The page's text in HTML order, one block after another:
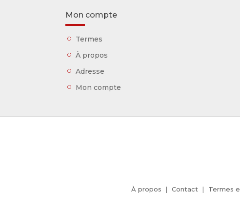
Mon compte
Termes
À propos
Adresse
Mon compte
À propos Contact Termes